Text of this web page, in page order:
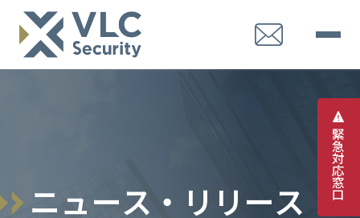
緊
急
対
応
窓
口
ニュース ・ リ リ ース